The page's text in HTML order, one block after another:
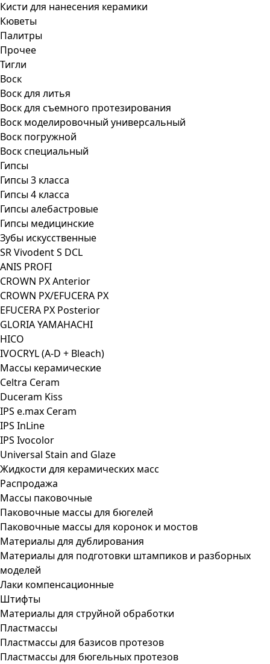
Кисти для нанесения керамики
Кюветы
Палитры
Прочее
Тигли
Воск
Воск для литья
Воск для съемного протезирования
Воск моделировочный универсальный
Воск погружной
Воск специальный
Гипсы
Гипсы 3 класса
Гипсы 4 класса
Гипсы алебастровые
Гипсы медицинские
Зубы искусственные
SR Vivodent S DCL
ANIS PROFI
CROWN PX Anterior
CROWN PX/EFUCERA PX
EFUCERA PX Posterior
GLORIA YAMAHACHI
HICO
IVOCRYL (A-D + Bleach)
Массы керамические
Celtra Ceram
Duceram Kiss
IPS e.max Ceram
IPS InLine
IPS Ivocolor
Universal Stain and Glaze
Жидкости для керамических масс
Распродажа
Массы паковочные
Паковочные массы для бюгелей
Паковочные массы для коронок и мостов
Материалы для дублирования
Материалы для подготовки штампиков и разборных
моделей
Лаки компенсационные
Штифты
Материалы для струйной обработки
Пластмассы
Пластмассы для базисов протезов
Пластмассы для бюгельных протезов